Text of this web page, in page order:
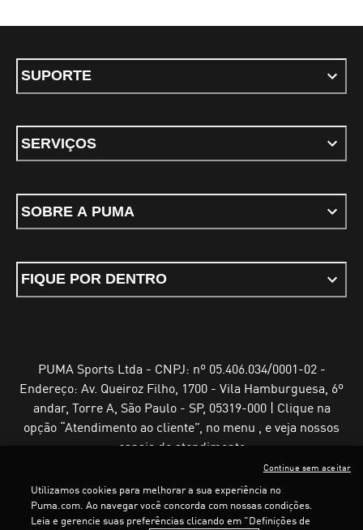
SUPORTE
SERVIÇOS
SOBRE A PUMA
FIQUE POR DENTRO
PUMA Sports Ltda - CNPJ: nº 05.406.034/0001-02 -
Endereço: Av. Queiroz Filho, 1700 - Vila Hamburguesa, 6º
andar, Torre A, São Paulo - SP, 05319-000 | Clique na
opção “Atendimento ao cliente”, no menu , e veja nossos
canais de atendimento
Termos e Condições de UsoPolítica de Privacidade
Utilizamos cookies para melhorar a sua experiência no
Puma.com. Ao navegar você concorda com nossas condições.
Leia e gerencie suas preferências clicando em "Definições de
Continue sem aceitar